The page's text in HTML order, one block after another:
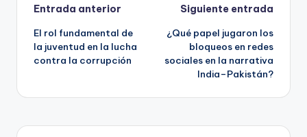
Navegación
de
entradas
Entrada anterior
El rol fundamental de
la juventud en la lucha
contra la corrupción
Siguiente entrada
¿Qué papel jugaron los
bloqueos en redes
sociales en la narrativa
India–Pakistán?